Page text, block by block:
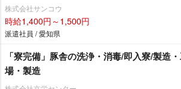
株式会社サンコウ
時給1,400円～1,500円
派遣社員 / 愛知県
「寮完備」豚舎の洗浄・消毒/即入寮/製造
場・製造